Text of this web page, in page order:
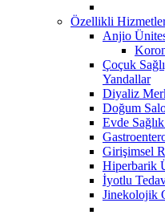
Özellikli
Anjio
Çoçuk
Yandallar
Diyaliz
Doğum
Evde
Girişimsel
Hiperbarik
İyotlu
Jinekolojik